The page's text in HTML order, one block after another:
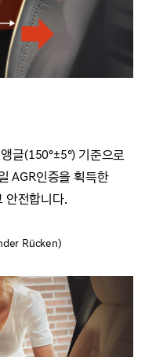
글(150°±5°) 기준으로
AGR인증을 획득한
안전합니다.
Rücken)